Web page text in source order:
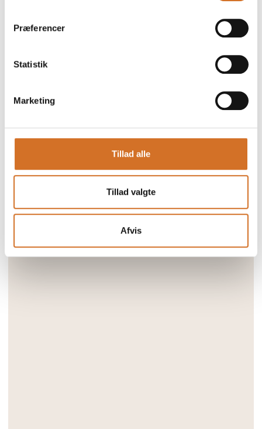
Præferencer
Statistik
Marketing
Tillad alle
Tillad valgte
Afvis